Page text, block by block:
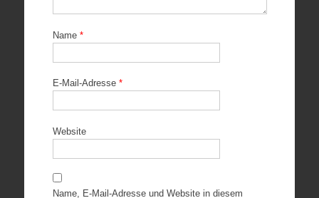
Name *
E-Mail-Adresse *
Website
Name, E-Mail-Adresse und Website in diesem